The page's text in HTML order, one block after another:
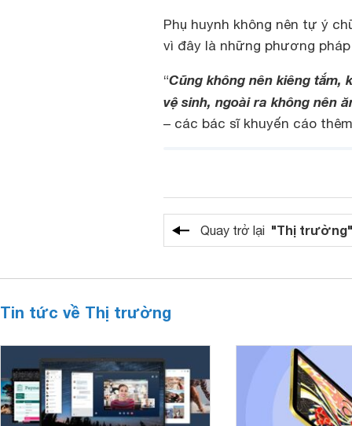
Phụ huynh không nên tự ý
vì đây là những phương
“Cũng không nên kiêng tắm,
vệ sinh, ngoài ra không nên
– các bác sĩ khuyến cáo
Quay trở lại "Thị trường"
Tin tức về Thị trường